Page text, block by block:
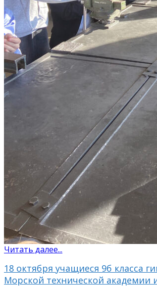
Читать далее...
18 октября учащиеся 9б класса
Морской технической